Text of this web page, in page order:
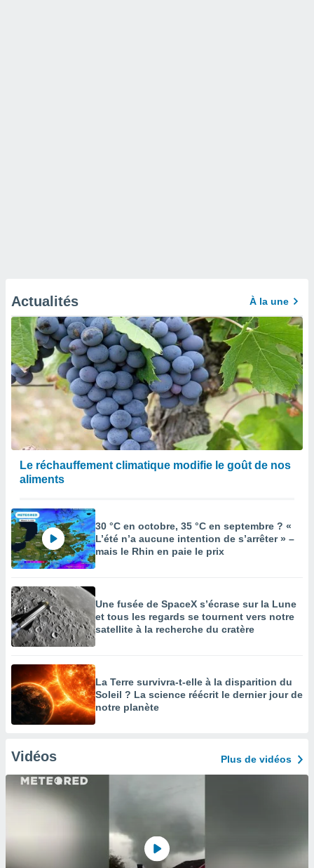
Actualités À la une
Le réchauffement climatique modifie le goût de nos
aliments
30 °C en octobre, 35 °C en septembre ? «
L’été n’a aucune intention de s’arrêter » –
mais le Rhin en paie le prix
Une fusée de SpaceX s’écrase sur la Lune
et tous les regards se tournent vers notre
satellite à la recherche du cratère
La Terre survivra-t-elle à la disparition du
Soleil ? La science réécrit le dernier jour de
notre planète
Vidéos Plus de vidéos